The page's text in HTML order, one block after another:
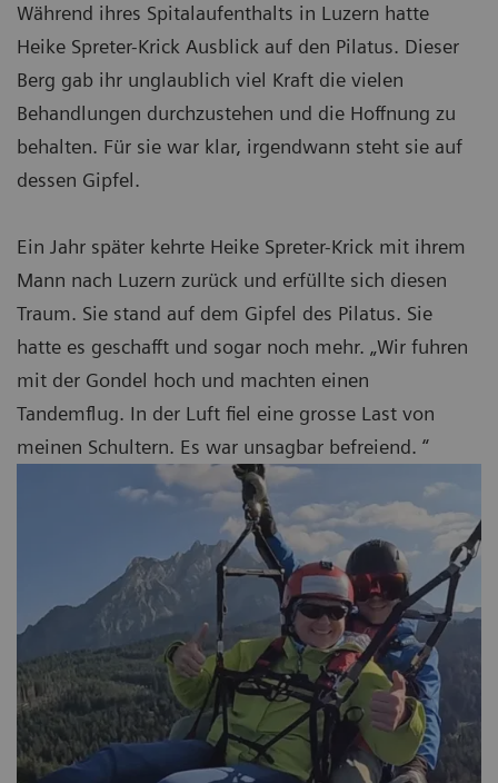
Während ihres Spitalaufenthalts in Luzern hatte
Heike Spreter-Krick Ausblick auf den Pilatus. Dieser
Berg gab ihr unglaublich viel Kraft die vielen
Behandlungen durchzustehen und die Hoffnung zu
behalten. Für sie war klar, irgendwann steht sie auf
dessen Gipfel.
Ein Jahr später kehrte Heike Spreter-Krick mit ihrem
Mann nach Luzern zurück und erfüllte sich diesen
Traum. Sie stand auf dem Gipfel des Pilatus. Sie
hatte es geschafft und sogar noch mehr. „Wir fuhren
mit der Gondel hoch und machten einen
Tandemflug. In der Luft fiel eine grosse Last von
meinen Schultern. Es war unsagbar befreiend. “